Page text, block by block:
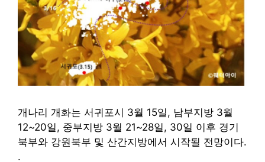
개나리 개화는 서귀포시 3월 15일, 남부지방 3월
12~20일, 중부지방 3월 21~28일, 30일 이후 경기
북부와 강원북부 및 산간지방에서 시작될 전망이다.
.